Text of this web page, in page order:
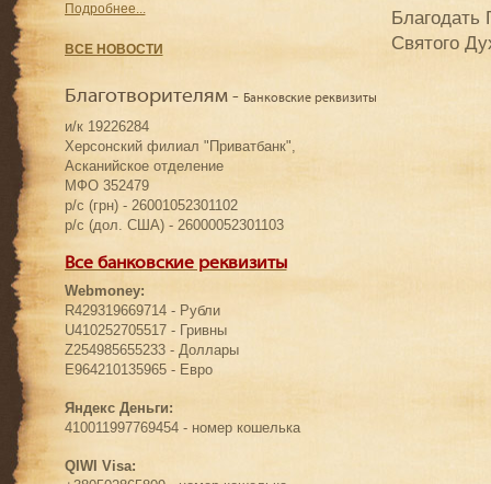
Благодать
Святого
Подробнее...
ВСЕ НОВОСТИ
Благотворителям - Банковские реквизиты
и/к 19226284
Херсонский филиал "Приватбанк",
Асканийское отделение
МФО 352479
р/с (грн) - 26001052301102
р/с (дол. США) - 26000052301103
Все банковские реквизиты
Webmoney:
R429319669714 - Рубли
U410252705517 - Гривны
Z254985655233 - Доллары
E964210135965 - Евро
Яндекс Деньги:
410011997769454 - номер кошелька
QIWI Visa: